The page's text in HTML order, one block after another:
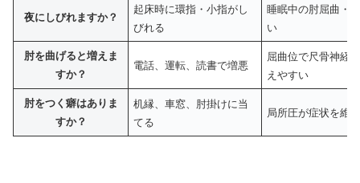
夜にしびれますか？
起床時に環指・小指がし
びれる
睡眠中の肘屈曲・
い
肘を曲げると増えま
すか？
電話、運転、読書で増悪
屈曲位で尺骨神経
えやすい
肘をつく癖はありま
すか？
机縁、車窓、肘掛けに当
てる
局所圧が症状を維